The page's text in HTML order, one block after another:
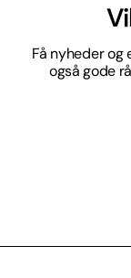
Få nyheder og
også gode